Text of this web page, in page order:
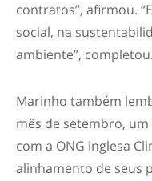
contratos”, afirmou.
social, na
ambiente”, completou.
Marinho também
mês de setembro,
com a ONG inglesa
alinhamento de seus